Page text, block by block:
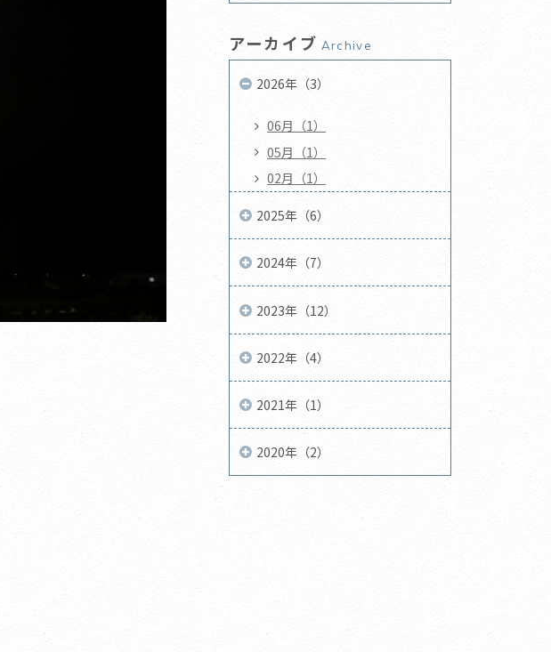
アーカイブ Archive
2026年（3）
06月（1）
05月（1）
02月（1）
2025年（6）
2024年（7）
2023年（12）
2022年（4）
2021年（1）
2020年（2）